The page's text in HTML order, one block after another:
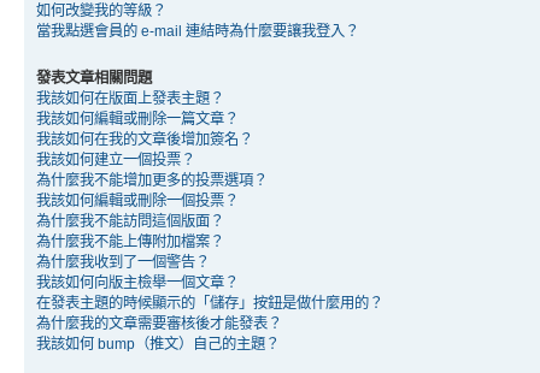
如何改變我的等級？
當我點選會員的 e-mail 連結時為什麼要讓我登入？
發表文章相關問題
我該如何在版面上發表主題？
我該如何編輯或刪除一篇文章？
我該如何在我的文章後增加簽名？
我該如何建立一個投票？
為什麼我不能增加更多的投票選項？
我該如何編輯或刪除一個投票？
為什麼我不能訪問這個版面？
為什麼我不能上傳附加檔案？
為什麼我收到了一個警告？
我該如何向版主檢舉一個文章？
在發表主題的時候顯示的「儲存」按鈕是做什麼用的？
為什麼我的文章需要審核後才能發表？
我該如何 bump（推文）自己的主題？